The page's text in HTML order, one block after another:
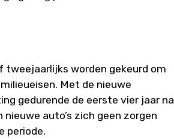
tweejaarlijks worden gekeurd om
Met de nieuwe
gedurende de eerste vier jaar na
auto’s zich geen zorgen
periode.